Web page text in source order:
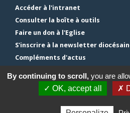
Accéder à l'intranet
Consulter la boîte à outils
Faire un don à l'Eglise
S'inscrire à la newsletter
Compléments d'actus
Mentions légales
Gestion des cookies
By continuing to scroll, you are
✓ OK, accept all
✗